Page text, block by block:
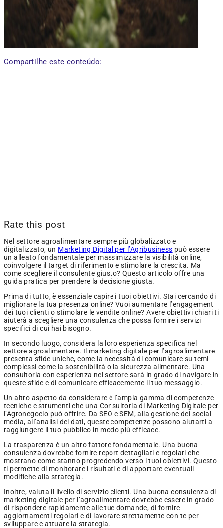
Compartilhe este conteúdo:
Rate this post
Nel settore agroalimentare sempre più globalizzato e
digitalizzato, un Marketing Digital per l’Agribusiness può essere
un alleato fondamentale per massimizzare la visibilità online,
coinvolgere il target di riferimento e stimolare la crescita. Ma
come scegliere il consulente giusto? Questo articolo offre una
guida pratica per prendere la decisione giusta.
Prima di tutto, è essenziale capire i tuoi obiettivi. Stai cercando di
migliorare la tua presenza online? Vuoi aumentare l’engagement
dei tuoi clienti o stimolare le vendite online? Avere obiettivi chiari ti
aiuterà a scegliere una consulenza che possa fornire i servizi
specifici di cui hai bisogno.
In secondo luogo, considera la loro esperienza specifica nel
settore agroalimentare. Il marketing digitale per l’agroalimentare
presenta sfide uniche, come la necessità di comunicare su temi
complessi come la sostenibilità o la sicurezza alimentare. Una
consultoria con esperienza nel settore sarà in grado di navigare in
queste sfide e di comunicare efficacemente il tuo messaggio.
Un altro aspetto da considerare è l’ampia gamma di competenze
tecniche e strumenti che una Consultoria di Marketing Digitale per
l’Agronegocio può offrire. Da SEO e SEM, alla gestione dei social
media, all’analisi dei dati, queste competenze possono aiutarti a
raggiungere il tuo pubblico in modo più efficace.
La trasparenza è un altro fattore fondamentale. Una buona
consulenza dovrebbe fornire report dettagliati e regolari che
mostrano come stanno progredendo verso i tuoi obiettivi. Questo
ti permette di monitorare i risultati e di apportare eventuali
modifiche alla strategia.
Inoltre, valuta il livello di servizio clienti. Una buona consulenza di
marketing digitale per l’agroalimentare dovrebbe essere in grado
di rispondere rapidamente alle tue domande, di fornire
aggiornamenti regolari e di lavorare strettamente con te per
sviluppare e attuare la strategia.